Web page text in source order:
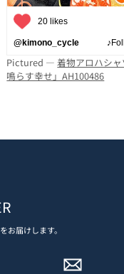
20 likes
@kimono_cycle
Pictured —着物アロハシ
鳴らす幸せ」AH100486
お届けします。